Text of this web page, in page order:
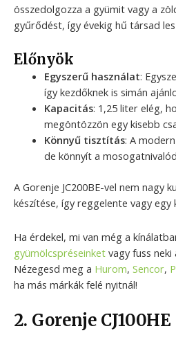
összedolgozza a gyümit vagy a
gyűrődést, így évekig hű társad
Előnyök
Egyszerű használat:
így kezdőknek is simán
Kapacitás: 1,25 liter elég,
megöntözzön egy kisebb
Könnyű tisztítás: A
de könnyít a
A Gorenje JC200BE-vel nem nagy
készítése, így reggelente vagy egy
Ha érdekel, mi van még a
gyümölcspréseinket vagy fuss neki
Nézegesd meg a Hurom, Sencor,
ha más márkák felé nyitnál!
2. Gorenje CJ100HE